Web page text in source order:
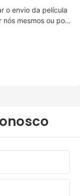
o envio da película
mesmos ou por